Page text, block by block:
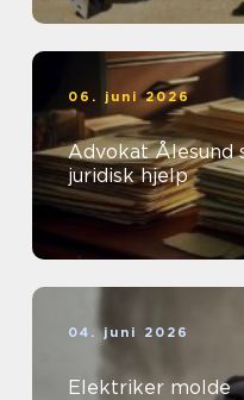
06. juni 2026
Advokat Ålesund slik finner du riktig
juridisk hjelp
04. juni 2026
Elektriker molde